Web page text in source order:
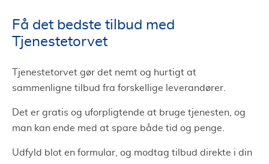
Få det bedste tilbud med
Tjenestetorvet
Tjenestetorvet gør det nemt og hurtigt at
sammenligne tilbud fra forskellige leverandører.
Det er gratis og uforpligtende at bruge tjenesten, og
man kan ende med at spare både tid og penge.
Udfyld blot en formular, og modtag tilbud direkte i din